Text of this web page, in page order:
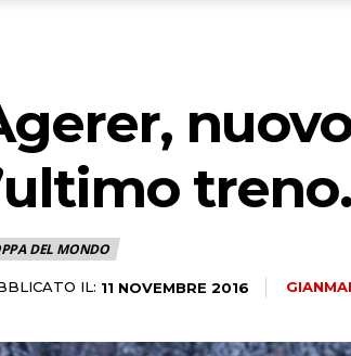
DEL MONDO
IL: 11 NOVEMBRE 2016